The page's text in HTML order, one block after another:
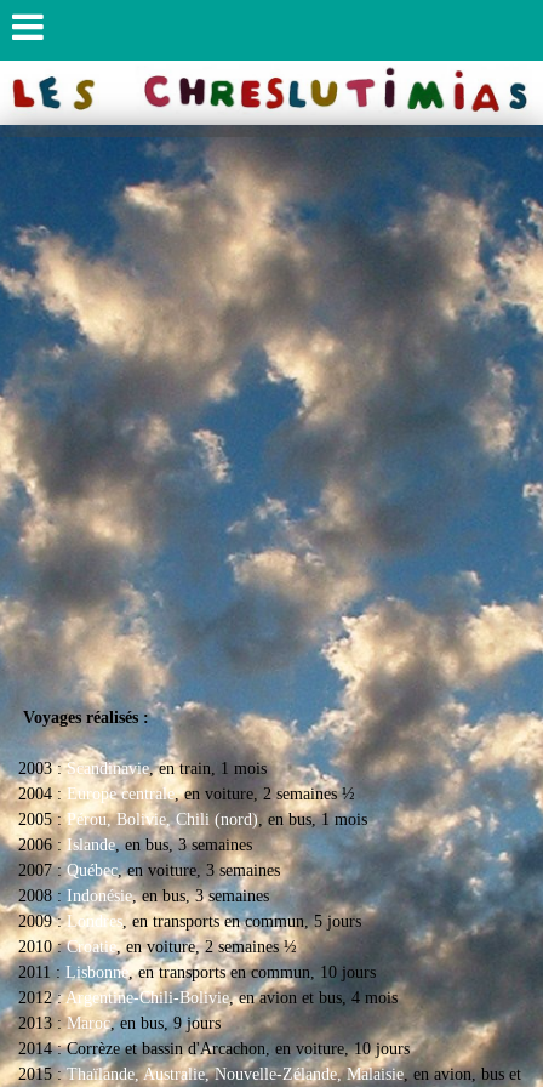
Voyages réalisés :
2003 :Scandinavie, en train, 1 mois
2004 : Europe centrale, en voiture, 2 semaines ½
2005 :Pérou, Bolivie, Chili (nord) , en bus, 1 mois
2006 : Islande, en bus, 3 semaines
2007 :Québec, en voiture, 3 semaines
2008 : Indonésie, en bus, 3 semaines
2009 :Londres, en transports en commun, 5 jours
2010 :Croatie, en voiture, 2 semaines ½
2011 : Lisbonne, en transports en commun, 10 jours
2012 :Argentine-Chili-Bolivie, en avion et bus, 4 mois
2013 :Maroc, en bus, 9 jours
2014 : Corrèze et bassin d'Arcachon, en voiture, 10 jours
2015 :Thaïlande, Australie, Nouvelle-Zélande, Malaisie , en avion, bus et